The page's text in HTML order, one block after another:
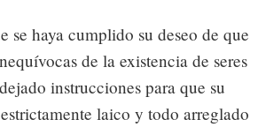
se haya cumplido su deseo de que
de la existencia de seres
instrucciones para que su
laico y todo arreglado